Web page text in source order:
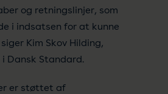
og retningslinjer, som
i indsatsen for at kunne
Kim Skov Hilding,
Dansk Standard.
er støttet af